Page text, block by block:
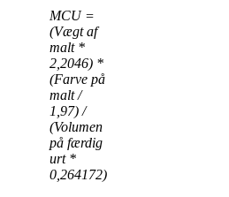
MCU =
(Vægt af
malt *
2,2046) *
(Farve på
malt /
1,97) /
(Volumen
på færdig
urt *
0,264172)